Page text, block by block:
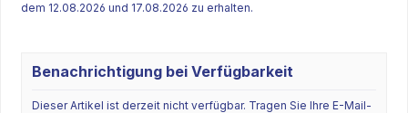
dem 12.08.2026 und 17.08.2026 zu erhalten.
Benachrichtigung bei Verfügbarkeit
Dieser Artikel ist derzeit nicht verfügbar. Tragen Sie Ihre E-Mail-